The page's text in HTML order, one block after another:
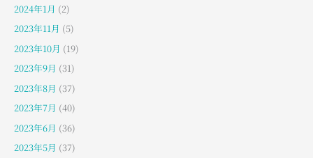
2024年1月 (2)
2023年11月 (5)
2023年10月 (19)
2023年9月 (31)
2023年8月 (37)
2023年7月 (40)
2023年6月 (36)
2023年5月 (37)